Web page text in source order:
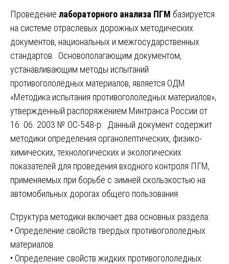
Проведение лабораторного анализа ПГМ базируется
на системе отраслевых дорожных методических
документов, национальных и межгосударственных
стандартов. Основополагающим документом,
устанавливающим методы испытаний
противогололёдных материалов, является ОДМ
«Методика испытания противогололедных материалов»,
утвержденный распоряжением Минтранса России от
16. 06. 2003 № ОС-548-р. Данный документ содержит
методики определения органолептических, физико-
химических, технологических и экологических
показателей для проведения входного контроля ПГМ,
применяемых при борьбе с зимней скользкостью на
автомобильных дорогах общего пользования.
Структура методики включает два основных раздела:
• Определение свойств твердых противогололедных
материалов.
• Определение свойств жидких противогололедных